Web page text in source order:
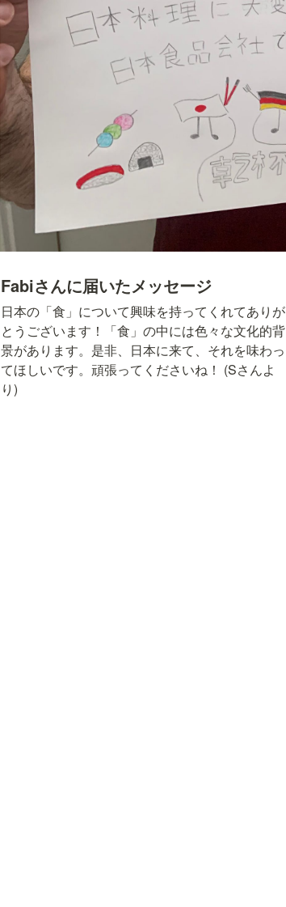
Fabiさんに届いたメッセージ
日本の「食」について興味を持ってくれてありが
とうございます！「食」の中には色々な文化的背
景があります。是非、日本に来て、それを味わっ
てほしいです。頑張ってくださいね！ (Sさんよ
り)